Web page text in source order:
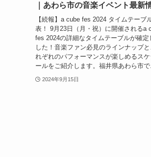
｜あわら市の音楽イベント最新
【続報】a cube fes 2024 タイムテーブ
表！ 9月23日（月・祝）に開催されるa
fes 2024の詳細なタイムテーブルが確定
した！音楽ファン必見のラインナップと
れぞれのパフォーマンスが楽しめるスケ
ールをご紹介します。福井県あわら市で
2024年9月15日